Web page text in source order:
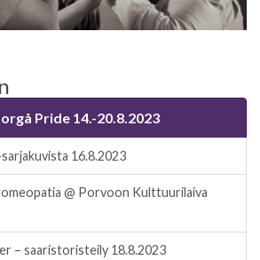
Pride 14.-20.8.2023
16.8.2023
@ Porvoon Kulttuurilaiva
– saaristoristeily 18.8.2023